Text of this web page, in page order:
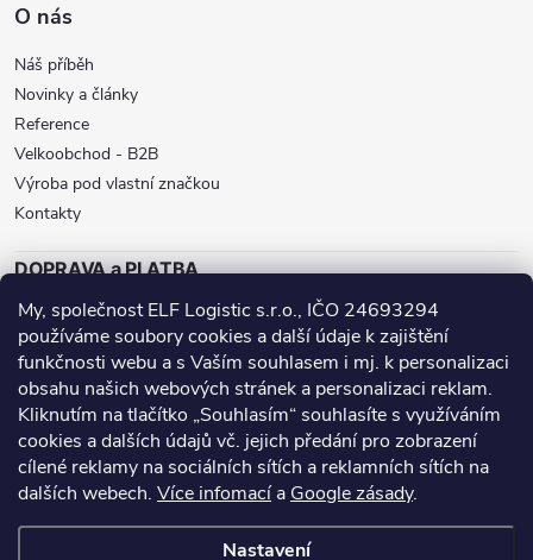
My, společnost ELF Logistic s.r.o., IČO 24693294
používáme soubory cookies a další údaje k zajištění
funkčnosti webu a s Vaším souhlasem i mj. k personalizaci
obsahu našich webových stránek a personalizaci reklam.
Kliknutím na tlačítko „Souhlasím“ souhlasíte s využíváním
cookies a dalších údajů vč. jejich předání pro zobrazení
cílené reklamy na sociálních sítích a reklamních sítích na
dalších webech. Více infomacía Google zásady.
Nastavení
O nás
Náš příběh
Novinky a články
Reference
Velkoobchod - B2B
Výroba pod vlastní značkou
Kontakty
DOPRAVA a PLATBA
ZÁSILKOVNA BALÍKOVNA GLS
DPD
Přijímáme online platby